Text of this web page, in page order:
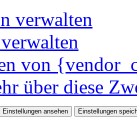
verwalten
von
über diese
Einstellungen ansehen Einstellungen